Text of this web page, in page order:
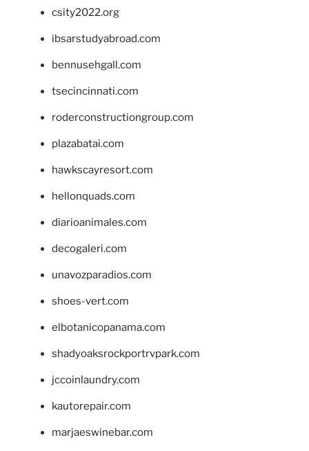
csity2022.org
ibsarstudyabroad.com
bennusehgall.com
tsecincinnati.com
roderconstructiongroup.com
plazabatai.com
hawkscayresort.com
hellonquads.com
diarioanimales.com
decogaleri.com
unavozparadios.com
shoes-vert.com
elbotanicopanama.com
shadyoaksrockportrvpark.com
jccoinlaundry.com
kautorepair.com
marjaeswinebar.com